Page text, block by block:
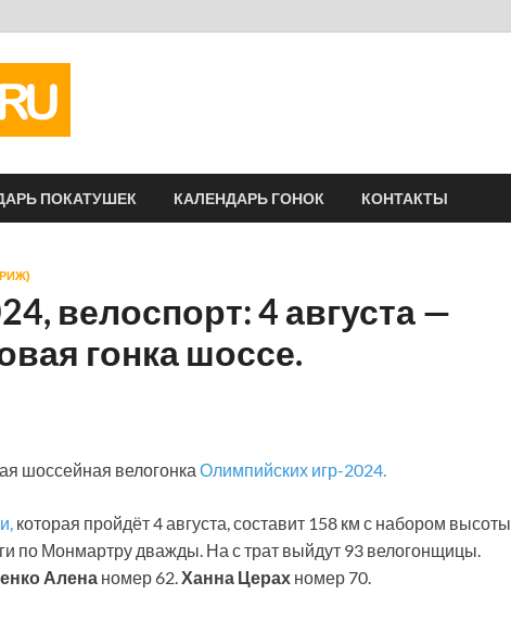
ПОКАТУШЕК КАЛЕНДАРЬ ГОНОК КОНТАКТЫ
велоспорт: 4 августа —
гонка шоссе.
шоссейная велогонка Олимпийских игр-2024.
которая пройдёт 4 августа, составит 158 км с набором высоты
по Монмартру дважды. На с трат выйдут 93 велогонщицы.
Алена номер 62.Ханна Церах номер 70.